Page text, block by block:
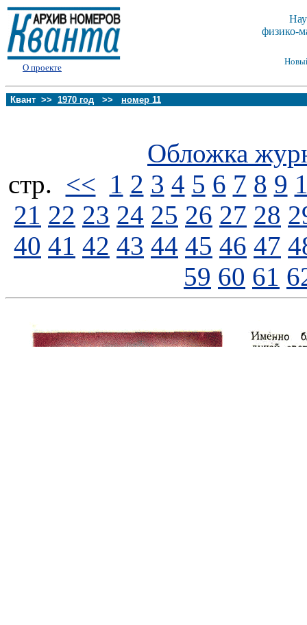
О проекте
физико-
Квант >> 1970 год >> номер 11
Обложка
стp. << 1 2 3 4 5 6 7 8 9
21 22 23 24 25 26 27 28
40 41 42 43 44 45 46 47
59 60 61